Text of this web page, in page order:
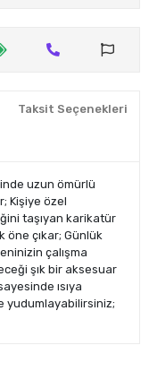
Taksit Seçenekleri
uzun ömürlü
Kişiye özel
taşıyan karikatür
çıkar; Günlük
çalışma
şık bir aksesuar
ısıya
yudumlayabilirsiniz;